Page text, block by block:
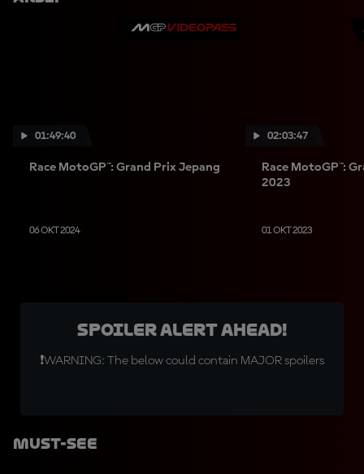
01:49:40
Race MotoGP™: Grand Prix Jepang
06 OKT 2024
02:03:47
Race MotoGP™:
2023
01 OKT 2023
SPOILER ALERT AHEAD!
❗WARNING: The below could contain MAJOR spoilers
Must-See